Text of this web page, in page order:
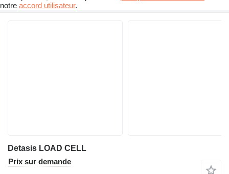
notre accord utilisateur.
Detasis LOAD CELL
Prix sur demande